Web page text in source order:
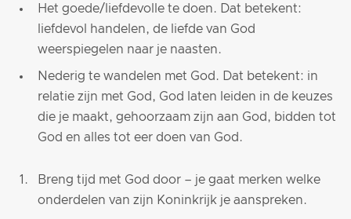
Het goede/liefdevolle te doen. Dat betekent:
liefdevol handelen, de liefde van God
weerspiegelen naar je naasten.
Nederig te wandelen met God. Dat betekent: in
relatie zijn met God, God laten leiden in de keuzes
die je maakt, gehoorzaam zijn aan God, bidden tot
God en alles tot eer doen van God.
Breng tijd met God door – je gaat merken welke
onderdelen van zijn Koninkrijk je aanspreken.